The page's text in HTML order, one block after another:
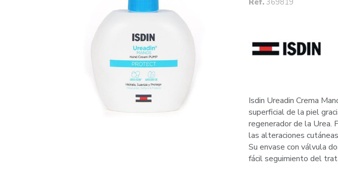
Isdin Ureadin Crema
superficial de la piel
regenerador de la Urea.
las alteraciones
Su envase con válvula
fácil seguimiento del